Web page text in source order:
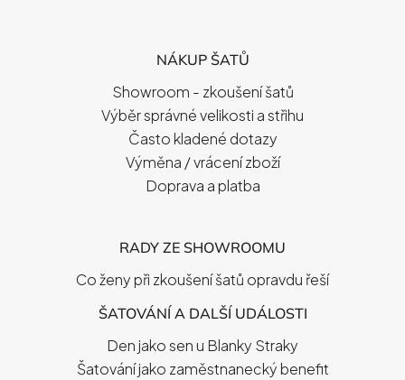
NÁKUP ŠATŮ
Showroom - zkoušení šatů
Výběr správné velikosti a střihu
Často kladené dotazy
Výměna / vrácení zboží
Doprava a platba
RADY ZE SHOWROOMU
Co ženy při zkoušení šatů opravdu řeší
ŠATOVÁNÍ A DALŠÍ UDÁLOSTI
Den jako sen u Blanky Straky
Šatování jako zaměstnanecký benefit